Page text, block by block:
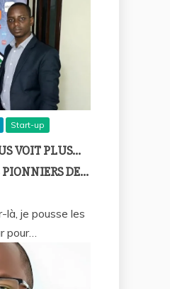
Start-up
VOIT PLUS…
DE
?
je pousse les